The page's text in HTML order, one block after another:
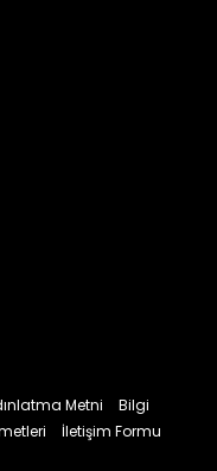
Metni
Bilgi
İletişim Formu